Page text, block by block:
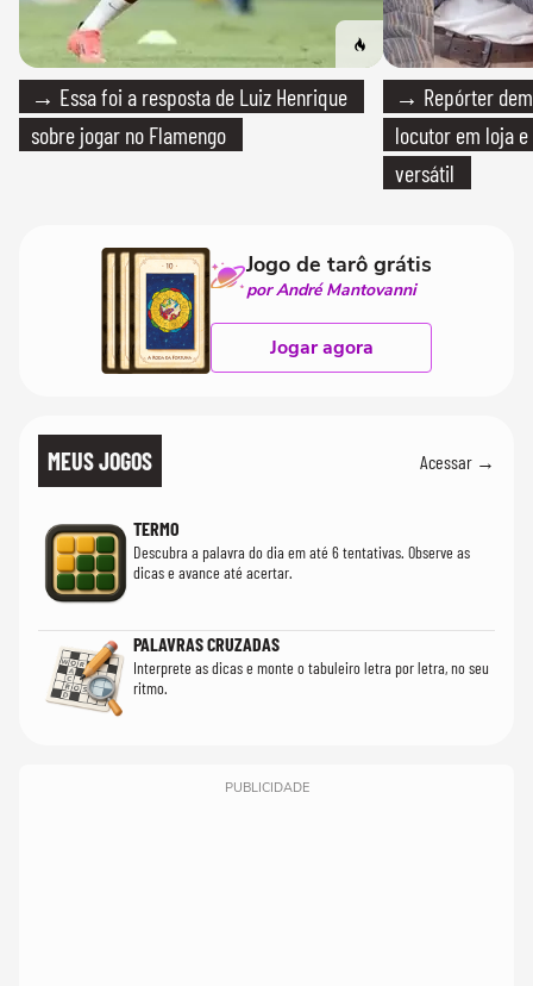
→ Essa foi a resposta de Luiz Henrique
sobre jogar no Flamengo
→ Repórter
locutor em loja
versátil
Jogo de tarô grátis
por André Mantovanni
Jogar agora
MEUS JOGOS Acessar →
TERMO
Descubra a palavra do dia em até 6 tentativas. Observe as
dicas e avance até acertar.
PALAVRAS CRUZADAS
Interprete as dicas e monte o tabuleiro letra por letra, no seu
ritmo.
PUBLICIDADE